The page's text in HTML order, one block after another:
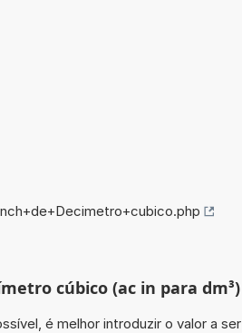
cúbico (ac in para dm³)
é melhor introduzir o valor a ser